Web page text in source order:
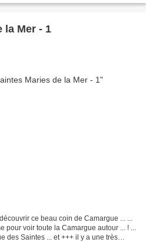
Les Saintes Maries de la Mer - 1
ce beau coin de Camargue ... ...
pour voir toute la Camargue autour ... ! ...
des Saintes ... et +++ il y a une très